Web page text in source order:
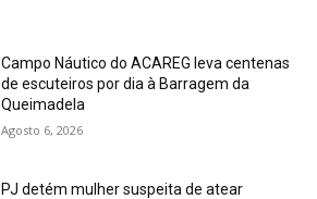
Campo Náutico do ACAREG leva centenas
de escuteiros por dia à Barragem da
Queimadela
Agosto 6, 2026
PJ detém mulher suspeita de atear